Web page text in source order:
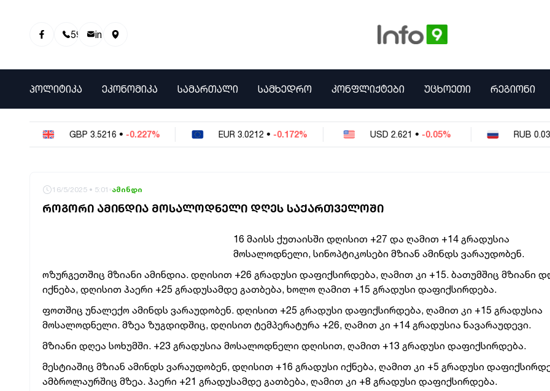
595 01 81 00info@info9.ge
ᲞᲝᲚᲘᲢᲘᲙᲐ ᲔᲙᲝᲜᲝᲛᲘᲙᲐ ᲡᲐᲛᲐᲠᲗᲐᲚᲘ ᲡᲐᲛᲮᲔᲓᲠᲝ ᲙᲝᲜᲤᲚᲘᲥᲢᲔᲑᲘ ᲣᲪᲮᲝᲔᲗᲘ ᲠᲔᲒᲘᲝᲜᲘ
GBP 3.5216 • -0.227% EUR 3.0212 • -0.172% USD 2.621 • -0.05% RUB 0.0320 •
16/5/2025 • 5:01 ამინდი
ᲠᲝᲒᲝᲠᲘ ᲐᲛᲘᲜᲓᲘᲐ ᲛᲝᲡᲐᲚᲝᲓᲜᲔᲚᲘ ᲓᲦᲔᲡ ᲡᲐᲥᲐᲠᲗᲕᲔᲚᲝᲨᲘ
16 მაისს ქუთაისში დღისით +27 და ღამით +14 გრადუსია
მოსალოდნელი, სინოპტიკოსები მზიან ამინდს ვარაუდობენ.
ოზურგეთშიც მზიანი ამინდია. დღისით +26 გრადუსი დაფიქსირდება, ღამით კი +15. ბათუმშიც მზიანი
იქნება, დღისით ჰაერი +25 გრადუსამდე გათბება, ხოლო ღამით +15 გრადუსი დაფიქსირდება.
ფოთშიც უნალექო ამინდს ვარაუდობენ. დღისით +25 გრადუსი დაფიქსირდება, ღამით კი +15 გრადუსია
მოსალოდნელი. მზეა ზუგდიდშიც, დღისით ტემპერატურა +26, ღამით კი +14 გრადუსია ნავარაუდევი.
მზიანი დღეა სოხუმში. +23 გრადუსია მოსალოდნელი დღისით, ღამით +13 გრადუსი დაფიქსირდება.
მესტიაშიც მზიან ამინდს ვარაუდობენ, დღისით +16 გრადუსი იქნება, ღამით კი +5 გრადუსი
ამბროლაურშიც მზეა. ჰაერი +21 გრადუსამდე გათბება, ღამით კი +8 გრადუსი დაფიქსირდება.